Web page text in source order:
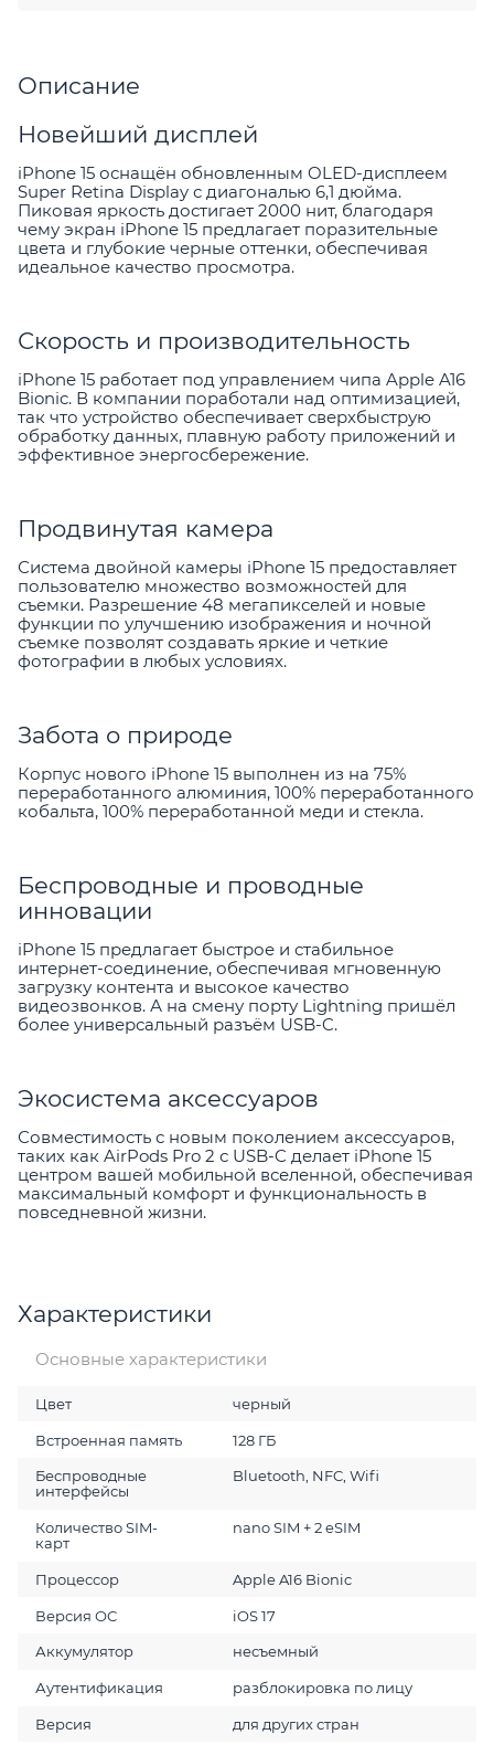
Описание
Новейший дисплей
iPhone 15 оснащён обновленным OLED-дисплеем
Super Retina Display с диагональю 6,1 дюйма.
Пиковая яркость достигает 2000 нит, благодаря
чему экран iPhone 15 предлагает поразительные
цвета и глубокие черные оттенки, обеспечивая
идеальное качество просмотра.
Скорость и производительность
iPhone 15 работает под управлением чипа Apple A16
Bionic. В компании поработали над оптимизацией,
так что устройство обеспечивает сверхбыструю
обработку данных, плавную работу приложений и
эффективное энергосбережение.
Продвинутая камера
Система двойной камеры iPhone 15 предоставляет
пользователю множество возможностей для
съемки. Разрешение 48 мегапикселей и новые
функции по улучшению изображения и ночной
съемке позволят создавать яркие и четкие
фотографии в любых условиях.
Забота о природе
Корпус нового iPhone 15 выполнен из на 75%
переработанного алюминия, 100% переработанного
кобальта, 100% переработанной меди и стекла.
Беспроводные и проводные
инновации
iPhone 15 предлагает быстрое и стабильное
интернет-соединение, обеспечивая мгновенную
загрузку контента и высокое качество
видеозвонков. А на смену порту Lightning пришёл
более универсальный разъём USB-C.
Экосистема аксессуаров
Совместимость с новым поколением аксессуаров,
таких как AirPods Pro 2 с USB-C делает iPhone 15
центром вашей мобильной вселенной, обеспечивая
максимальный комфорт и функциональность в
повседневной жизни.
Характеристики
Основные характеристики
Цвет черный
Встроенная память 128 ГБ
Беспроводные
интерфейсы
Bluetooth, NFC, Wifi
Количество SIM-
карт
nano SIM + 2 eSIM
Процессор Apple A16 Bionic
Версия ОС iOS 17
Аккумулятор несъемный
Аутентификация разблокировка по лицу
Версия для других стран